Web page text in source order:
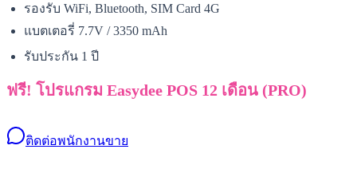
รองรับ WiFi, Bluetooth, SIM Card 4G
แบตเตอรี่ 7.7V / 3350 mAh
รับประกัน 1 ปี
ฟรี! โปรแกรม Easydee POS 12 เดือน (PRO)
ติดต่อพนักงานขาย